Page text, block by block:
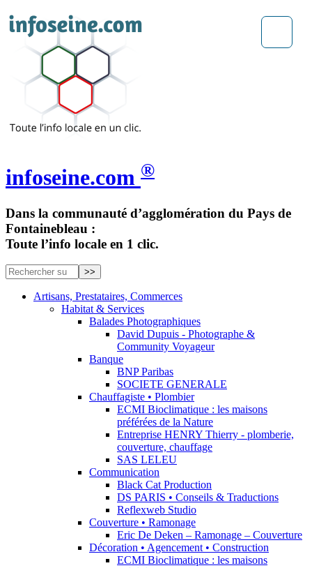
infoseine.com ®
Dans la communauté d’agglomération du Pays de
Fontainebleau :
Toute l’info locale en 1 clic.
Artisans, Prestataires, Commerces
Habitat & Services
Balades Photographiques
David Dupuis - Photographe &
Community Voyageur
Banque
BNP Paribas
SOCIETE GENERALE
Chauffagiste • Plombier
ECMI Bioclimatique : les maisons
préférées de la Nature
Entreprise HENRY Thierry - plomberie,
couverture, chauffage
SAS LELEU
Communication
Black Cat Production
DS PARIS • Conseils & Traductions
Reflexweb Studio
Couverture • Ramonage
Eric De Deken – Ramonage – Couverture
Décoration • Agencement • Construction
ECMI Bioclimatique : les maisons